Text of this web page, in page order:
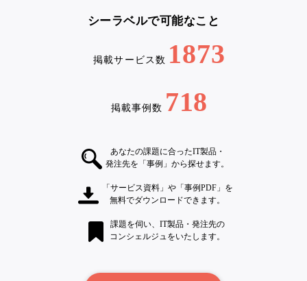
シーラベルで可能なこと
掲載サービス数 1873
掲載事例数 718
あなたの課題に合ったIT製品・
発注先を「事例」から探せます。
「サービス資料」や「事例PDF」を
無料でダウンロードできます。
課題を伺い、IT製品・発注先の
コンシェルジュをいたします。